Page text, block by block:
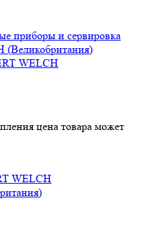
приборы и сервировка
(Великобритания)
WELCH
цена товара может
WELCH